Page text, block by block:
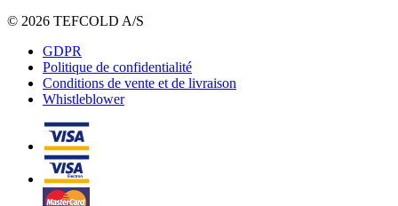
© 2026 TEFCOLD A/S
GDPR
Politique de confidentialité
Conditions de vente et de livraison
Whistleblower